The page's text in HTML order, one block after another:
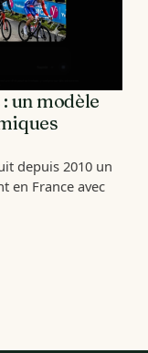
un modèle
depuis 2010 un
en France avec